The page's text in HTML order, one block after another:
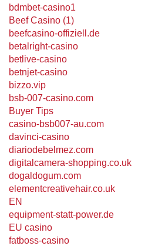
bdmbet-casino1
Beef Casino (1)
beefcasino-offiziell.de
betalright-casino
betlive-casino
betnjet-casino
bizzo.vip
bsb-007-casino.com
Buyer Tips
casino-bsb007-au.com
davinci-casino
diariodebelmez.com
digitalcamera-shopping.co.uk
dogaldogum.com
elementcreativehair.co.uk
EN
equipment-statt-power.de
EU casino
fatboss-casino